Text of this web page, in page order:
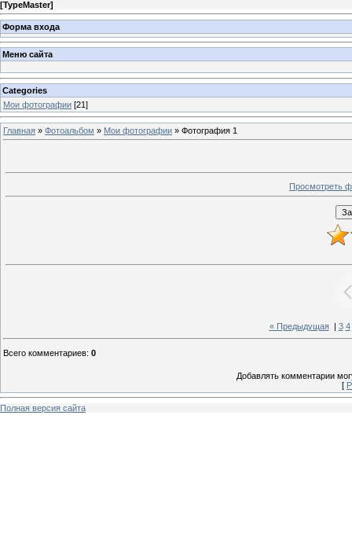
[TypeMaster]
Форма входа
Меню сайта
Categories
Мои фотографии [21]
Главная » Фотоальбом » Мои фотографии » Фотография 1
Просмотреть
« Предыдущая| 3 4
Всего комментариев: 0
Добавлять комментарии
[
Полная версия сайта